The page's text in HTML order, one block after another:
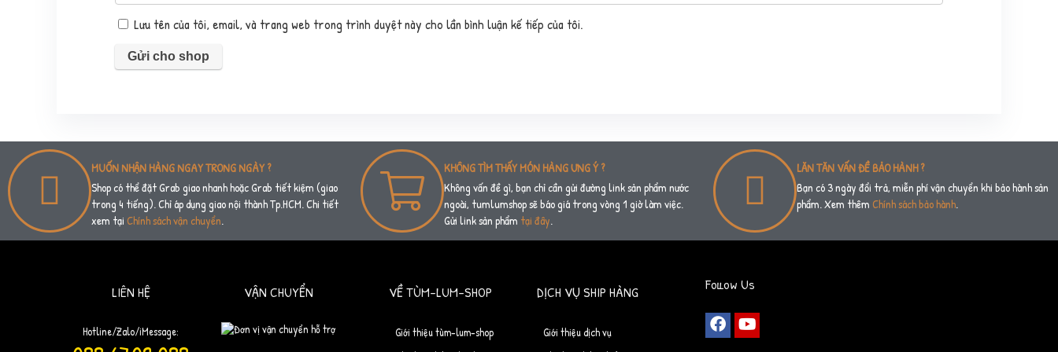
Lưu tên của tôi, email, và trang web trong trình duyệt này cho lần bình luận kế tiếp của tôi.
MUỐN NHẬN HÀNG NGAY TRONG NGÀY ?
Shop có thể đặt Grab giao nhanh hoặc Grab tiết kiệm (giao
trong 4 tiếng). Chỉ áp dụng giao nội thành Tp.HCM. Chi tiết
xem tại Chính sách vận chuyển.
KHÔNG TÌM THẤY MÓN HÀNG ƯNG Ý ?
Không vấn đề gì, bạn chỉ cần gửi đường link sản phẩm nước
ngoài, tumlumshop sẽ báo giá trong vòng 1 giờ làm việc.
Gửi link sản phẩm tại đây.
LĂN TĂN VẤN ĐỀ BẢO HÀNH ?
Bạn có 3 ngày đổi trả, miễn phí vận chuyển khi bảo hành sản
phẩm. Xem thêm Chính sách bảo hành.
LIÊN HỆ
Hotline/Zalo/iMessage:
VẬN CHUYỂN VỀ TÙM-LUM-SHOP
Giới thiệu tùm-lum-shop
DỊCH VỤ SHIP HÀNG
Giới thiệu dịch vụ
Follow Us